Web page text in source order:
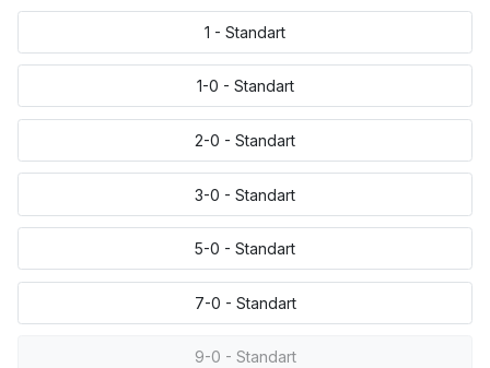
1 - Standart
1-0 - Standart
2-0 - Standart
3-0 - Standart
5-0 - Standart
7-0 - Standart
9-0 - Standart